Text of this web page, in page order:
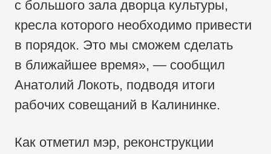
с большого зала дворца культуры,
кресла которого необходимо привести
в порядок. Это мы сможем сделать
в ближайшее время», — сообщил
Анатолий Локоть, подводя итоги
рабочих совещаний в Калининке.
Как отметил мэр, реконструкции